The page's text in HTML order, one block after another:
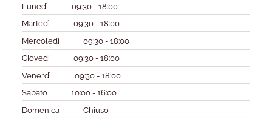
Lunedì
09:30 - 18:00
Martedì
09:30 - 18:00
Mercoledì
09:30 - 18:00
Giovedì
09:30 - 18:00
Venerdì
09:30 - 18:00
Sabato
10:00 - 16:00
Domenica
Chiuso